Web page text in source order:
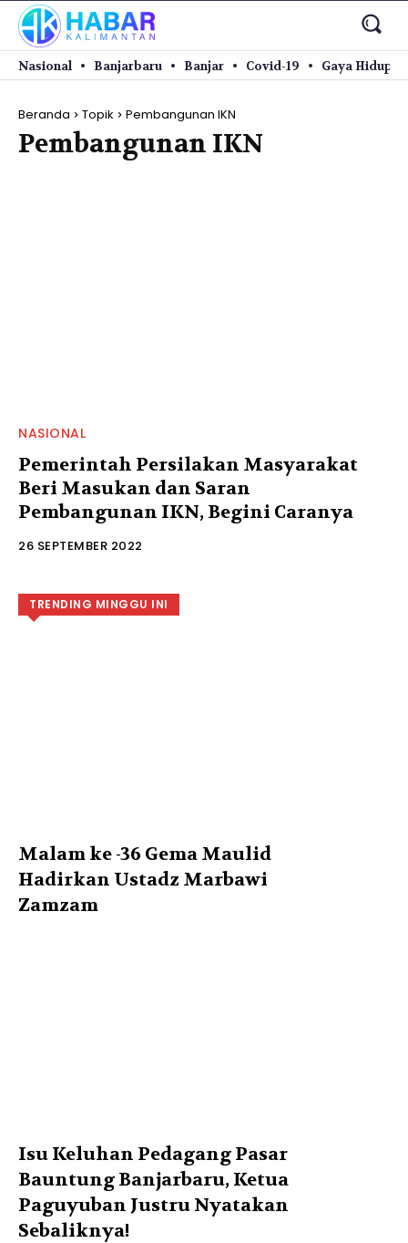
Nasional Banjarbaru Banjar Covid-19 Gaya Hidup
Beranda Topik Pembangunan IKN
Pembangunan IKN
NASIONAL
Pemerintah Persilakan Masyarakat
Beri Masukan dan Saran
Pembangunan IKN, Begini Caranya
26 SEPTEMBER 2022
TRENDING MINGGU INI
Malam ke -36 Gema Maulid
Hadirkan Ustadz Marbawi
Zamzam
Isu Keluhan Pedagang Pasar
Bauntung Banjarbaru, Ketua
Paguyuban Justru Nyatakan
Sebaliknya!